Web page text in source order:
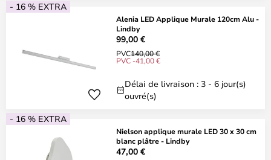
- 16 % EXTRA
Alenia LED Applique Murale 120cm Alu -
Lindby
99,00 €
PVC140,00 €
PVC -41,00 €
Délai de livraison : 3 - 6 jour(s)
ouvré(s)
- 16 % EXTRA
Nielson applique murale LED 30 x 30 cm
blanc plâtre - Lindby
47,00 €